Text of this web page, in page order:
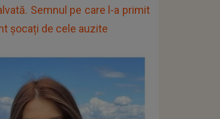
Semnul pe care l-a primit
șocați de cele auzite